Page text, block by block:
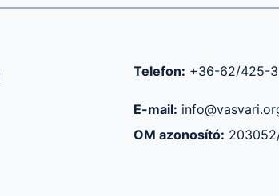
Telefon: +36-62/425-
E-mail:
OM azonosító: